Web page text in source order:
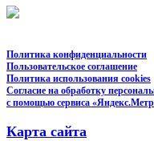
Политика конфиденциальности
Пользовательское соглашение
Политика использования cookies
Согласие на обработку
с помощью сервиса
Карта сайта